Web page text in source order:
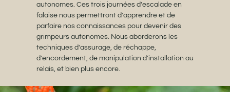
autonomes. Ces trois journées d'escalade en
falaise nous permettront d'apprendre et de
parfaire nos connaissances pour devenir des
grimpeurs autonomes. Nous aborderons les
techniques d'assurage, de réchappe,
d'encordement, de manipulation d'installation au
relais, et bien plus encore.